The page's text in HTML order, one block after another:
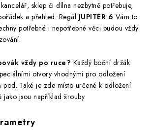
sklep či dílna nezbytně potřebuje,
a přehled. Regál JUPITER 6 Vám to
potřebné i nepotřebné věci budou vždy
vždy po ruce? Každý boční držák
otvory vhodnými pro odložení
pod. Také je zde místo určené k odložení
jako jsou například šrouby.